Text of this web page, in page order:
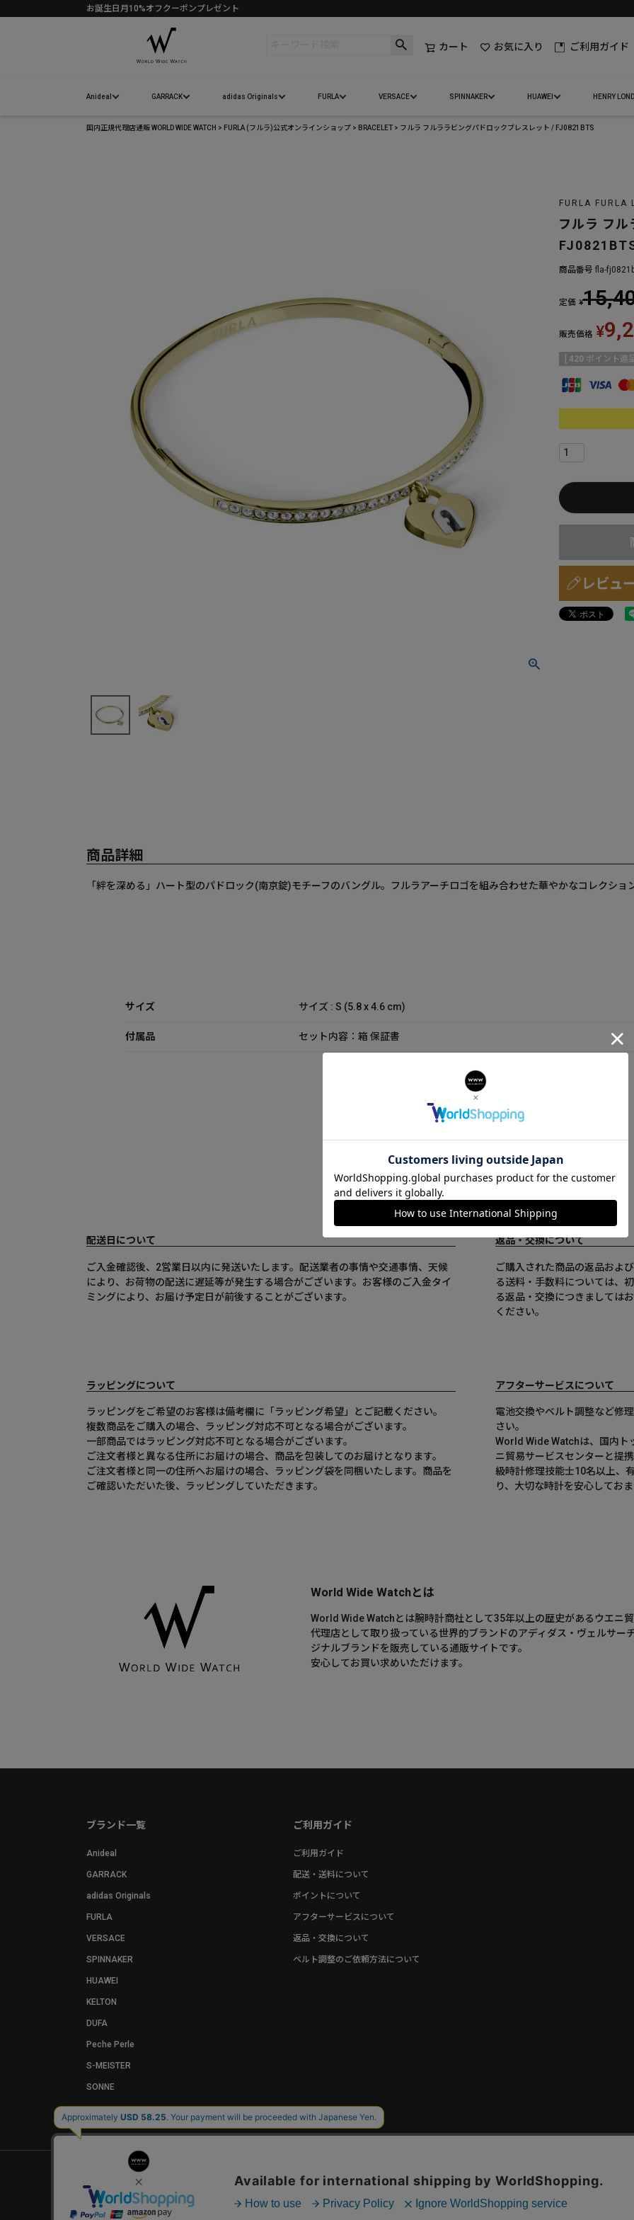
お誕生日月10%オフクーポンプレゼント
カート お気に入り ご利用ガイド
Anideal GARRACK adidas Originals FURLA VERSACE SPINNAKER HUAWEI HENRY
国内正規代理店通販 WORLD WIDE WATCH FURLA (フルラ)公式オンラインショップ BRACELET フルラ フルララビングパドロックブレスレット / FJ0821BTS
FURLA FURLA
フルラ フル
商品番号 fla-
定価 ¥
販売価格 ¥
420 ポイント進
商品詳細
「絆を深める」ハート型のパドロック(南京錠)モチーフのバングル。フルラアーチロゴを組み合わせた華やかなコレクショ
サイズ サイズ : S (5.8 x 4.6 cm)
付属品 セット内容：箱 保証書
配送日について
ご入金確認後、2営業日以内に発送いたします。配送業者の事情や交通事情、天候
により、お荷物の配送に遅延等が発生する場合がございます。お客様のご入金タイ
ミングにより、お届け予定日が前後することがございます。
返品・交換について
ご購入された商品の返品およ
る送料・手数料については、
る返品・交換につきましては
ください。
ラッピングについて
ラッピングをご希望のお客様は備考欄に「ラッピング希望」とご記載ください。
複数商品をご購入の場合、ラッピング対応不可となる場合がございます。
一部商品ではラッピング対応不可となる場合がございます。
ご注文者様と異なる住所にお届けの場合、商品を包装してのお届けとなります。
ご注文者様と同一の住所へお届けの場合、ラッピング袋を同梱いたします。商品を
ご確認いただいた後、ラッピングしていただきます。
アフターサービスについて
電池交換やベルト調整など修
さい。
World Wide Watchは、国内ト
ニ貿易サービスセンターと提
級時計修理技能士10名以上、
り、大切な時計を安心してお
World Wide Watchとは
World Wide Watchとは腕時計商社として35年以上の歴史があるウエニ
代理店として取り扱っている世界的ブランドのアディダス・ヴェルサ
ジナルブランドを販売している通販サイトです。
安心してお買い求めいただけます。
ブランド一覧
Anideal
GARRACK
adidas Originals
FURLA
VERSACE
SPINNAKER
HUAWEI
KELTON
DUFA
Peche Perle
S-MEISTER
SONNE
ご利用ガイド
ご利用ガイド
配送・送料について
ポイントについて
アフターサービスについて
返品・交換について
ベルト調整のご依頼方法について
お問い合わせ